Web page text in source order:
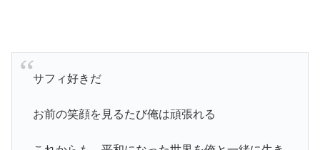
サフィ好きだ
お前の笑顔を見るたび俺は頑張れる